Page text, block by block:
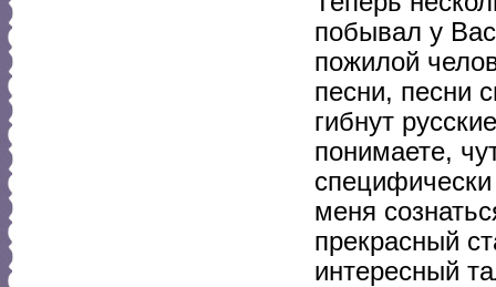
побывал у
пожилой
песни, песни
гибнут
понимаете,
специфически
меня
прекрасный
интересный